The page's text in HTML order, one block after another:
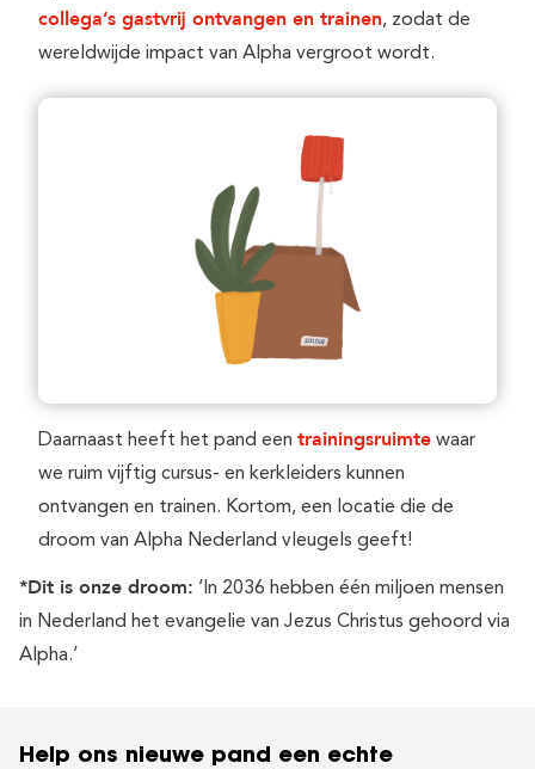
collega’s gastvrij ontvangen en trainen, zodat de
wereldwijde impact van Alpha vergroot wordt.
Daarnaast heeft het pand een trainingsruimte waar
we ruim vijftig cursus- en kerkleiders kunnen
ontvangen en trainen. Kortom, een locatie die de
droom van Alpha Nederland vleugels geeft!
*Dit is onze droom: ‘In 2036 hebben één miljoen mensen
in Nederland het evangelie van Jezus Christus gehoord via
Alpha.’
Help ons nieuwe pand een echte